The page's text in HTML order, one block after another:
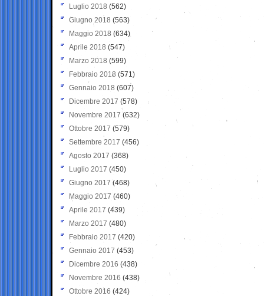
Luglio 2018 (562)
Giugno 2018 (563)
Maggio 2018 (634)
Aprile 2018 (547)
Marzo 2018 (599)
Febbraio 2018 (571)
Gennaio 2018 (607)
Dicembre 2017 (578)
Novembre 2017 (632)
Ottobre 2017 (579)
Settembre 2017 (456)
Agosto 2017 (368)
Luglio 2017 (450)
Giugno 2017 (468)
Maggio 2017 (460)
Aprile 2017 (439)
Marzo 2017 (480)
Febbraio 2017 (420)
Gennaio 2017 (453)
Dicembre 2016 (438)
Novembre 2016 (438)
Ottobre 2016 (424)